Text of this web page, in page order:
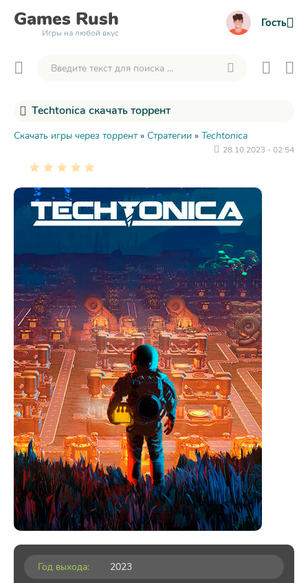
Games Rush
Игры на любой вкус
Гость
Techtonica скачать торрент
Скачать игры через торрент» Стратегии » Techtonica
28.10.2023 - 02:54
Год выхода:
2023